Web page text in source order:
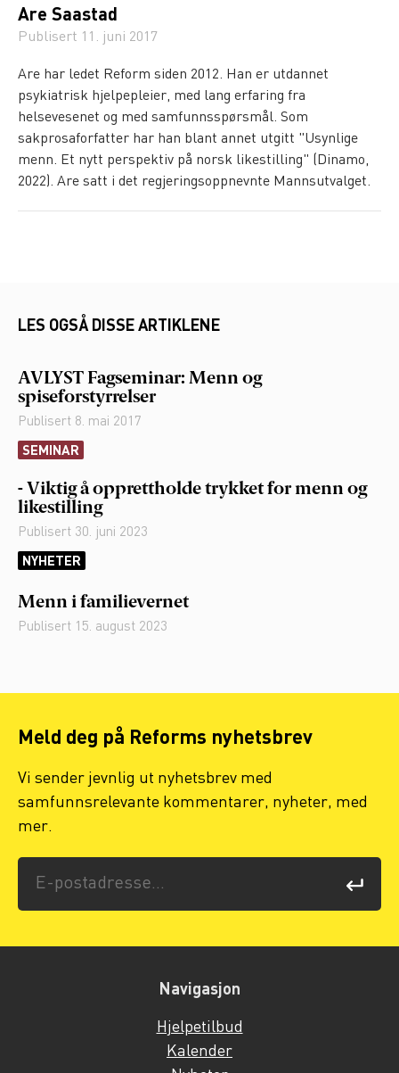
Are Saastad
Publisert 11. juni 2017
Are har ledet Reform siden 2012. Han er utdannet
psykiatrisk hjelpepleier, med lang erfaring fra
helsevesenet og med samfunnsspørsmål. Som
sakprosaforfatter har han blant annet utgitt "Usynlige
menn. Et nytt perspektiv på norsk likestilling" (Dinamo,
2022). Are satt i det regjeringsoppnevnte Mannsutvalget.
LES OGSÅ DISSE ARTIKLENE
AVLYST Fagseminar: Menn og
spiseforstyrrelser
Publisert 8. mai 2017
SEMINAR
- Viktig å opprettholde trykket for menn og
likestilling
Publisert 30. juni 2023
NYHETER
Menn i familievernet
Publisert 15. august 2023
Meld deg på Reforms nyhetsbrev
Vi sender jevnlig ut nyhetsbrev med
samfunnsrelevante kommentarer, nyheter, med
mer.
Navigasjon
Hjelpetilbud
Kalender